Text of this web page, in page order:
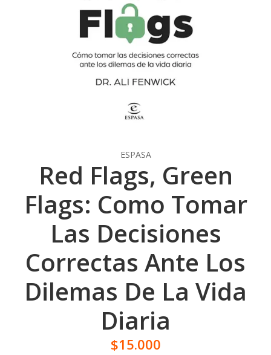
ESPASA
Red Flags, Green
Flags: Como Tomar
Las Decisiones
Correctas Ante Los
Dilemas De La Vida
Diaria
$15.000